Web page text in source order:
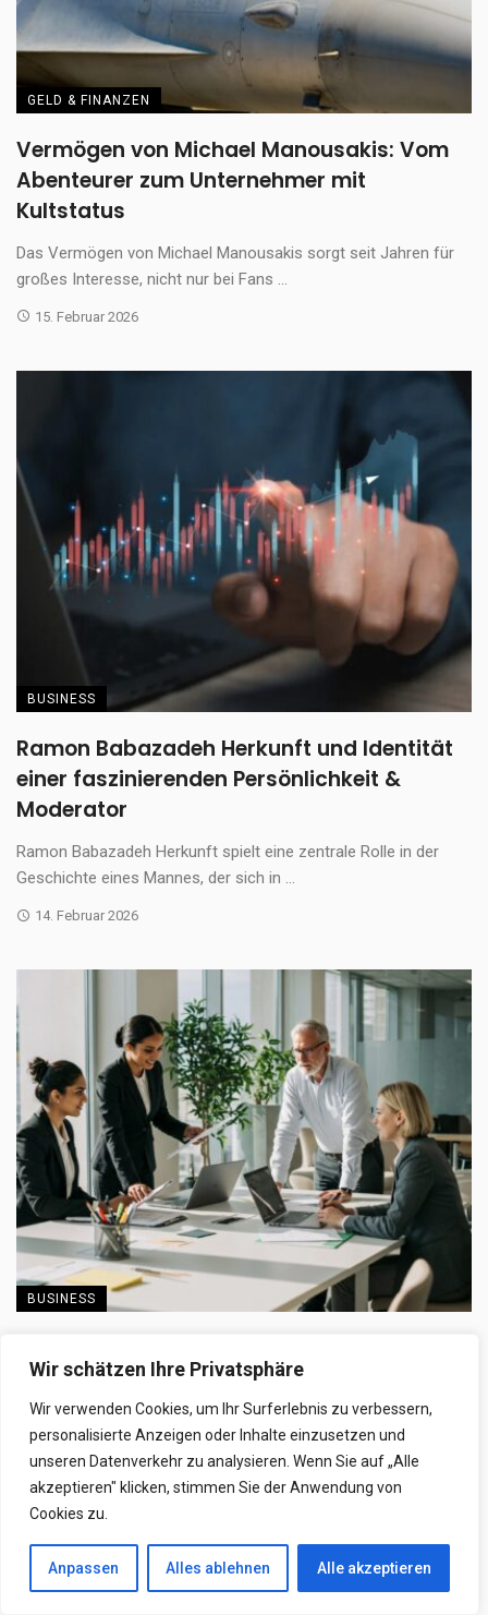
Wir schätzen Ihre Privatsphäre
Wir verwenden Cookies, um Ihr Surferlebnis zu verbessern,
personalisierte Anzeigen oder Inhalte einzusetzen und
unseren Datenverkehr zu analysieren. Wenn Sie auf „Alle
akzeptieren" klicken, stimmen Sie der Anwendung von
Cookies zu.
Anpassen Alles ablehnen Alle akzeptieren
GELD & FINANZEN
Vermögen von Michael Manousakis: Vom
Abenteurer zum Unternehmer mit
Kultstatus
Das Vermögen von Michael Manousakis sorgt seit Jahren für
großes Interesse, nicht nur bei Fans ...
15. Februar 2026
BUSINESS
Ramon Babazadeh Herkunft und Identität
einer faszinierenden Persönlichkeit &
Moderator
Ramon Babazadeh Herkunft spielt eine zentrale Rolle in der
Geschichte eines Mannes, der sich in ...
14. Februar 2026
BUSINESS
Entscheiden leichter wird, wenn Sprache
präziser wird
Warum Führung oft nicht am Wissen scheitert, sondern an
Unschärfe Führungskräfte sitzen selten da und ...
25. Januar 2026